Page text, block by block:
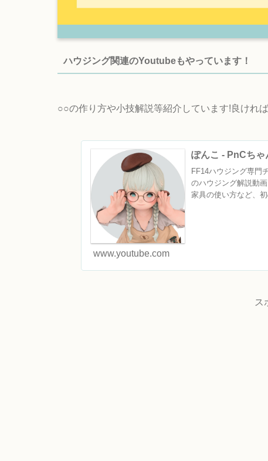
ハウジング関連のYoutubeもやっています！
○○の作り方や小技解説等紹介しています!良けれ
ぽんこ - PnCちゃ
FF14ハウジング専門
のハウジング解説動
家具の使い方など、
www.youtube.com
ス